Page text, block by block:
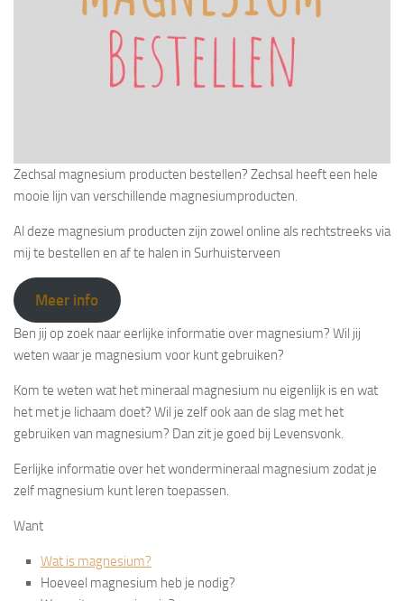
Zechsal magnesium producten bestellen? Zechsal heeft een hele
mooie lijn van verschillende magnesiumproducten.
Al deze magnesium producten zijn zowel online als rechtstreeks via
mij te bestellen en af te halen in Surhuisterveen
Meer info
Ben jij op zoek naar eerlijke informatie over magnesium? Wil jij
weten waar je magnesium voor kunt gebruiken?
Kom te weten wat het mineraal magnesium nu eigenlijk is en wat
het met je lichaam doet? Wil je zelf ook aan de slag met het
gebruiken van magnesium? Dan zit je goed bij Levensvonk.
Eerlijke informatie over het wondermineraal magnesium zodat je
zelf magnesium kunt leren toepassen.
Want
Wat is magnesium?
Hoeveel magnesium heb je nodig?